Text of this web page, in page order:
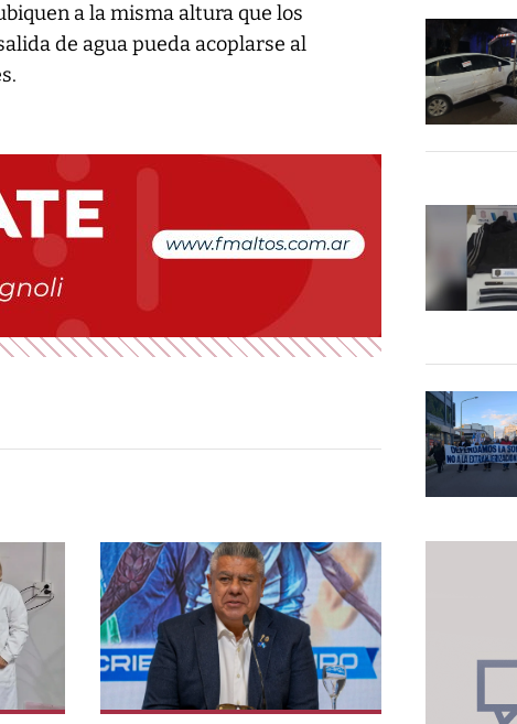
a la misma altura que los
de agua pueda acoplarse al